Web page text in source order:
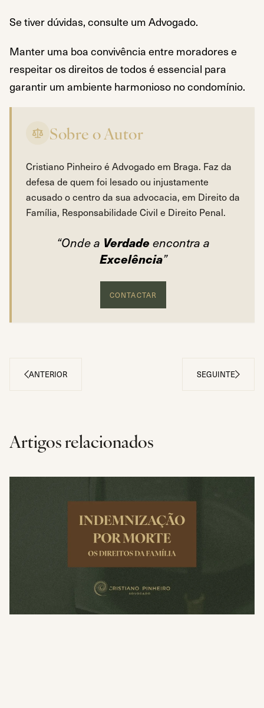
Se tiver dúvidas, consulte um Advogado.
Manter uma boa convivência entre moradores e
respeitar os direitos de todos é essencial para
garantir um ambiente harmonioso no condomínio.
O condomínio não pode proibir a detenção de
A lei permite até 3 cães ou 4 gatos adultos por fogo,
O limite pode subir até 6 animais adultos, a pedido
Incumpridos os limites, a câmara municipal notifica
A detenção do animal implica ainda a obrigação de
Sobre o Autor
Cristiano Pinheiro é Advogado em Braga. Faz da
defesa de quem foi lesado ou injustamente
acusado o centro da sua advocacia, em Direito da
Família, Responsabilidade Civil e Direito Penal.
“Onde a Verdadeencontra a
Excelência”
CONTACTAR
ANTERIOR SEGUINTE
Artigos relacionados